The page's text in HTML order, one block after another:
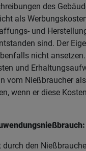
des
als
und
sind. Der
nicht
und
vom Nießbraucher
wenn er diese
durch den